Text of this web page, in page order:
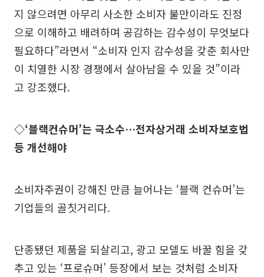
지 않으려면 아무리 사소한 소비자 불만이라도 진정
으로 이해하고 배려하며 공감하는 감수성이 무엇보다
필요하다”라면서 “소비자 인지 감수성을 갖춘 회사만
이 치열한 시장 경쟁에서 살아남을 수 있을 것”이라
고 강조했다.
◇‘블랙컨슈머’는 극소수…전자상거래 소비자보호법
등 개선해야
소비자주권이 강해진 만큼 늘어나는 ‘블랙 컨슈머’는
기업들의 골칫거리다.
단종됐던 제품을 되살리고, 광고 모델도 바꿀 힘을 갖
추고 있는 ‘프로슈머’ 등장에서 보는 것처럼 소비자